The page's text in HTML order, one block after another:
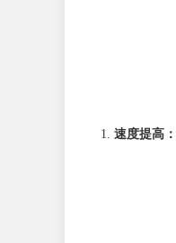
速度提高：